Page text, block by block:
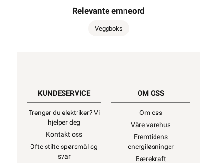
Relevante emneord
Veggboks
KUNDESERVICE
Trenger du elektriker? Vi
hjelper deg
Kontakt oss
Ofte stilte spørsmål og
svar
OM OSS
Om oss
Våre varehus
Fremtidens
energiløsninger
Bærekraft